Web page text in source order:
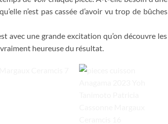
n’est pas cassée d’avoir vu trop de bûches
avec une grande excitation qu’on découvre les
heureuse du résultat.